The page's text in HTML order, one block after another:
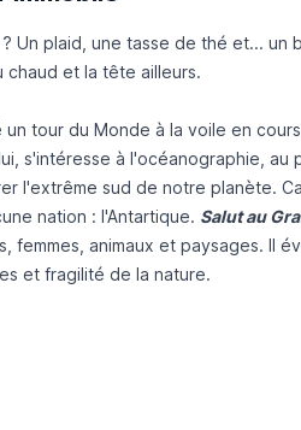
Un plaid, une tasse de thé et...
chaud et la tête ailleurs.
tour du Monde à la voile en
lui, s'intéresse à l'océanographie,
l'extrême sud de notre planète.
nation : l'Antartique. Salut au
femmes, animaux et paysages. Il
et fragilité de la nature.